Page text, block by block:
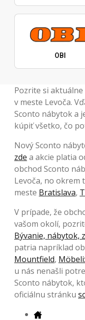
OBI
Pozrite si
v meste Levoča.
Sconto nábytok a
kúpiť všetko, čo
Nový Sconto
zde a akcie platia
obchod Sconto
Levoča, no okrem
meste Bratislava,
V prípade, že
vašom okolí,
Bývanie, nábytok,
patria napríklad
Mountfield,
u nás nenašli
Sconto nábytok,
oficiálnu stránku